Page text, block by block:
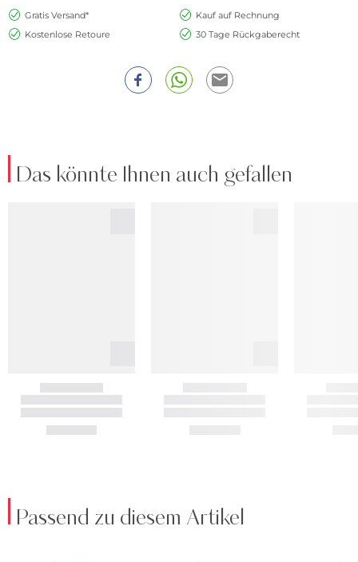
Gratis Versand*
Kauf auf Rechnung
Kostenlose Retoure
30 Tage Rückgaberecht
Das könnte Ihnen auch gefallen
Passend zu diesem Artikel